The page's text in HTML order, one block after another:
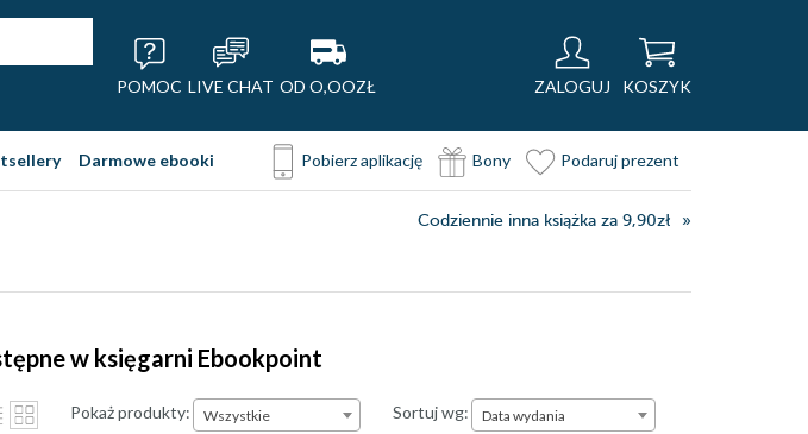
POMOC LIVE CHAT OD O,OOZŁ ZALOGUJ KOSZYK
Darmowe ebooki Pobierz aplikację Bony Podaruj prezent
Codziennie inna książka za 9,90zł
w księgarni Ebookpoint
Pokaż produkty: Wszystkie Sortuj wg:Data wydania
Data wydania